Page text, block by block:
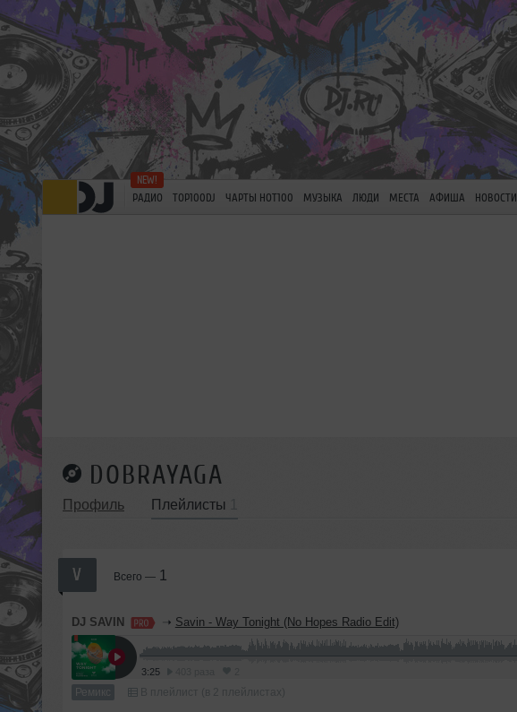
РАДИО TOP100DJ ЧАРТЫ HOT100 МУЗЫКА ЛЮДИ МЕСТА АФИША НОВОСТИ
DOBRAYAGA
Профиль Плейлисты
V Всего — 1
DJ SAVIN ➝ Savin - Way Tonight (No Hopes Radio Edit)
3:25
Ремикс В плейлист (в 2 плейлистах)